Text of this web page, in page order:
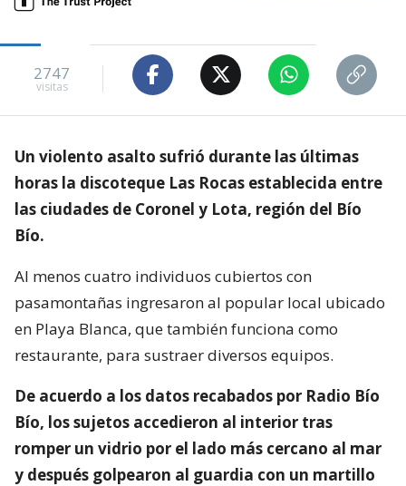
2747
visitas
Un violento asalto sufrió durante las últimas
horas la discoteque Las Rocas establecida entre
las ciudades de Coronel y Lota, región del Bío
Bío.
Al menos cuatro individuos cubiertos con
pasamontañas ingresaron al popular local ubicado
en Playa Blanca, que también funciona como
restaurante, para sustraer diversos equipos.
De acuerdo a los datos recabados por Radio Bío
Bío, los sujetos accedieron al interior tras
romper un vidrio por el lado más cercano al mar
y después golpearon al guardia con un martillo